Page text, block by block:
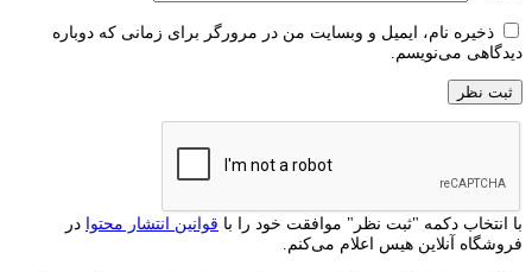
ذخیره نام، ایمیل و وبسایت من در مرورگر برای زمانی که دوباره
دیدگاهی می‌نویسم.
با انتخاب دکمه "ثبت نظر" موافقت خود را با قوانین انتشار محتوا در
فروشگاه آنلاین هیس اعلام می‌کنم.